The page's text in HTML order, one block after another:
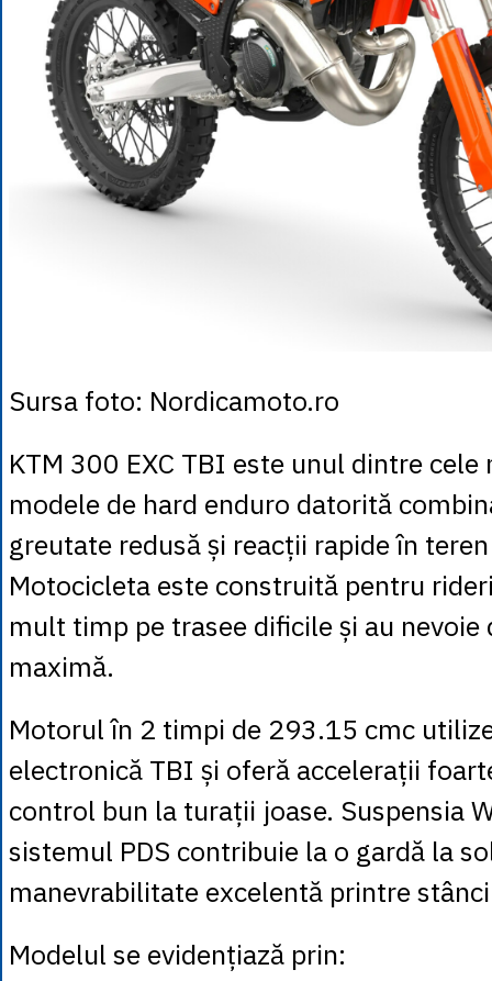
Sursa foto: Nordicamoto.ro
KTM 300 EXC TBI este unul dintre cele
modele de hard enduro datorită
greutate redusă și reacții rapide în
Motocicleta este construită pentru
mult timp pe trasee dificile și au nevoie
maximă.
Motorul în 2 timpi de 293.15 cmc
electronică TBI și oferă accelerații
control bun la turații joase. Suspensia
sistemul PDS contribuie la o gardă la
manevrabilitate excelentă printre
Modelul se evidențiază prin: